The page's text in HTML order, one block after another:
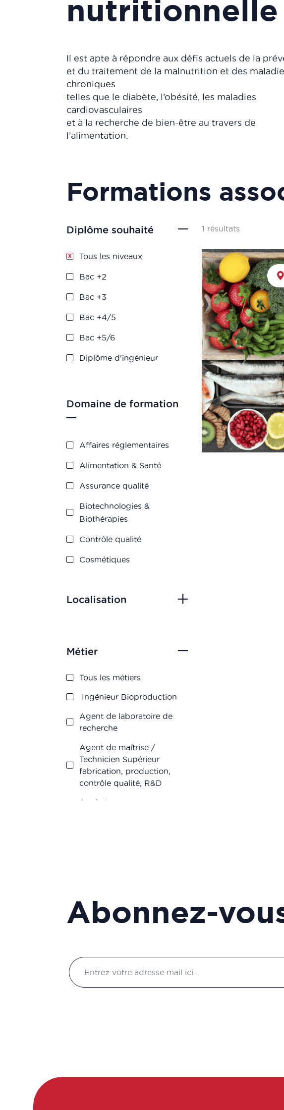
nutritionnelle
Il est apte à répondre aux défis actuels de la
et du traitement de la malnutrition et des
chroniques
telles que le diabète, l’obésité, les maladies
cardiovasculaires
et à la recherche de bien-être au travers de
l’alimentation.
Formations
Diplôme souhaité
Tous les niveaux
Bac +2
Bac +3
Bac +4/5
Bac +5/6
Diplôme d'ingénieur
Domaine de formation
Affaires réglementaires
Alimentation & Santé
Assurance qualité
Biotechnologies &
Biothérapies
Contrôle qualité
Cosmétiques
Management et
Marketing & Vente
Production
Recherche &
Vigilance
Localisation
Métier
Tous les métiers
Ingénieur Bioproduction
Agent de laboratoire de
recherche
Agent de maîtrise /
Technicien Supérieur
fabrication, production,
contrôle qualité, R&D
Analyste en
production/transposition
Assistant ingénieur
Assistant technico-
réglementaire
1 résultats
Abonnez-